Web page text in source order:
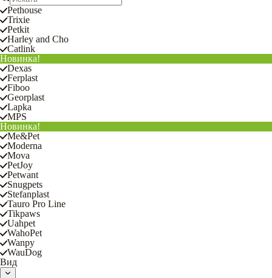
Pethouse
Trixie
Petkit
Harley and Cho
Catlink
Новинка!
Dexas
Ferplast
Fiboo
Georplast
Lapka
MPS
Новинка!
Me&Pet
Moderna
Mova
PetJoy
Petwant
Snugpets
Stefanplast
Tauro Pro Line
Tikpaws
Uahpet
WahoPet
Wanpy
WauDog
Вид